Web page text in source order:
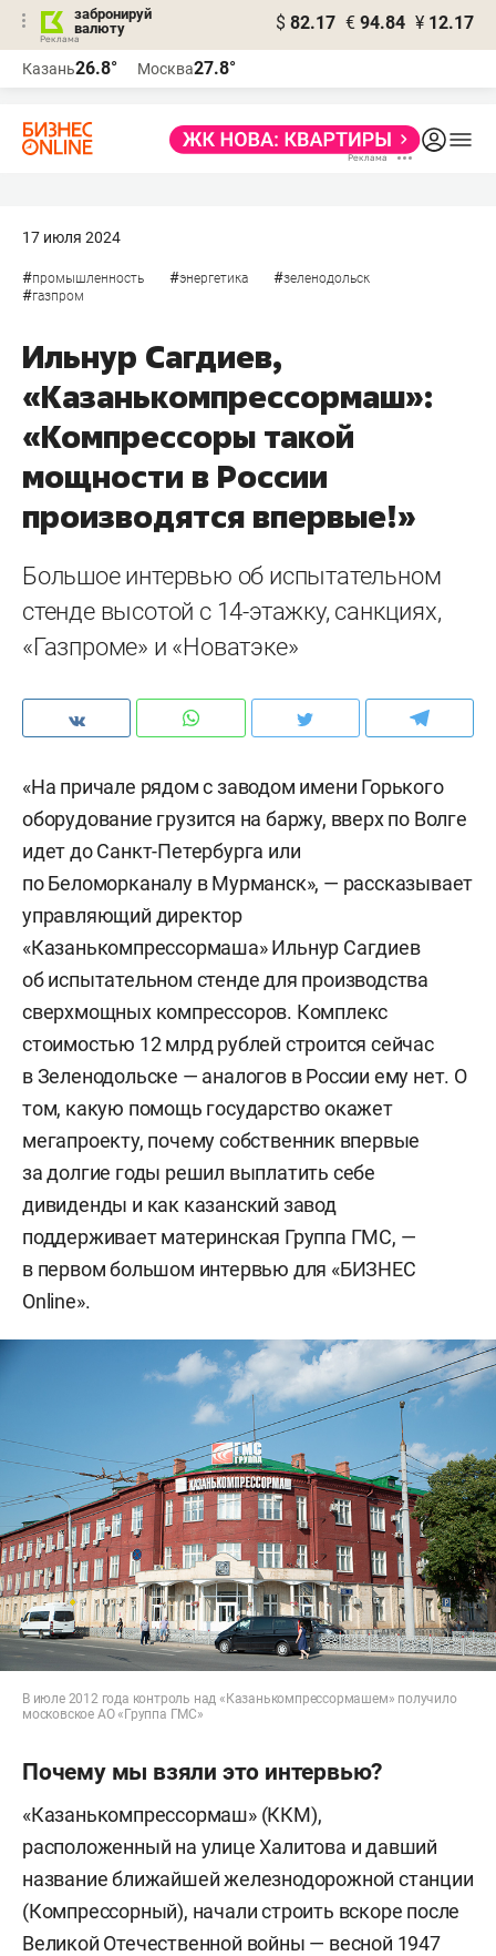
забронируй
валюту
$ 82.17 € 94.84 ¥ 12.17
Казань26.8° Москва27.8°
17 июля 2024
#промышленность #энергетика #зеленодольск
#газпром
Ильнур Сагдиев,
«Казанькомпрессормаш»:
«Компрессоры такой
мощности в России
производятся впервые!»
Большое интервью об испытательном
стенде высотой с 14-этажку, санкциях,
«Газпроме» и «Новатэке»
«На причале рядом с заводом имени Горького
оборудование грузится на баржу, вверх по Волге
идет до Санкт-Петербурга или
по Беломорканалу в Мурманск», — рассказывает
управляющий директор
«Казанькомпрессормаша» Ильнур Сагдиев
об испытательном стенде для производства
сверхмощных компрессоров. Комплекс
стоимостью 12 млрд рублей строится сейчас
в Зеленодольске — аналогов в России ему нет. О
том, какую помощь государство окажет
мегапроекту, почему собственник впервые
за долгие годы решил выплатить себе
дивиденды и как казанский завод
поддерживает материнская Группа ГМС, —
в первом большом интервью для «БИЗНЕС
Online».
В июле 2012 года контроль над «Казанькомпрессормашем» получило
московское АО «Группа ГМС»
Почему мы взяли это интервью?
«Казанькомпрессормаш» (ККМ),
расположенный на улице Халитова и давший
название ближайшей железнодорожной станции
(Компрессорный), начали строить вскоре после
Великой Отечественной войны — весной 1947